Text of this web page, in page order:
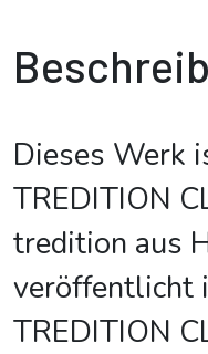
Dieses Werk
TREDITION
tredition aus
veröffentlicht
TREDITION